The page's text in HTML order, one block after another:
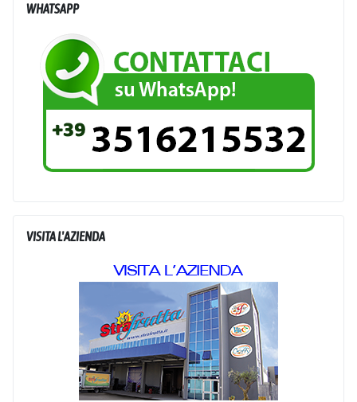
WHATSAPP
VISITA L'AZIENDA